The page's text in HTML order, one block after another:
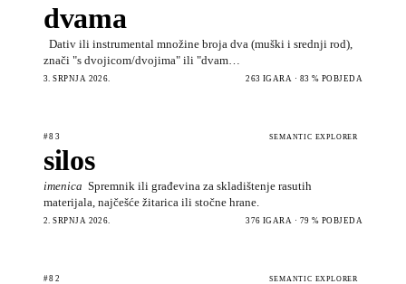
dvama
Dativ ili instrumental množine broja dva (muški i srednji rod),
znači "s dvojicom/dvojima" ili "dvam…
3. SRPNJA 2026. 263 IGARA · 83 % POBJEDA
#83 SEMANTIC EXPLORER
silos
imenica Spremnik ili građevina za skladištenje rasutih
materijala, najčešće žitarica ili stočne hrane.
2. SRPNJA 2026. 376 IGARA · 79 % POBJEDA
#82 SEMANTIC EXPLORER